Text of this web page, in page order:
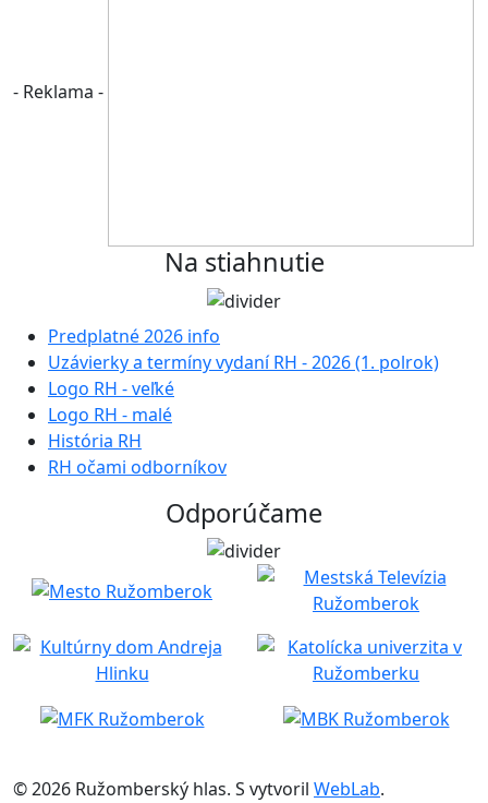
- Reklama -
Na stiahnutie
Predplatné 2026 info
Uzávierky a termíny vydaní RH - 2026 (1. polrok)
Logo RH - veľké
Logo RH - malé
História RH
RH očami odborníkov
Odporúčame
© 2026 Ružomberský hlas. S vytvoril WebLab.